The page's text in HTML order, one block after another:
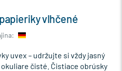
vlhčené
uvex – udržujte si vždy jasný
čisté. Čistiace obrúsky